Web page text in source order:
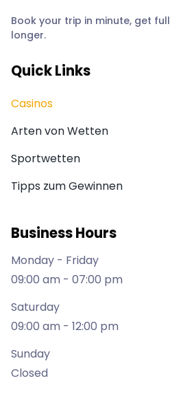
Book your trip in minute, get
longer.
Quick Links
Casinos
Arten von Wetten
Sportwetten
Tipps zum Gewinnen
Business Hours
Monday - Friday
09:00 am - 07:00 pm
Saturday
09:00 am - 12:00 pm
Sunday
Closed